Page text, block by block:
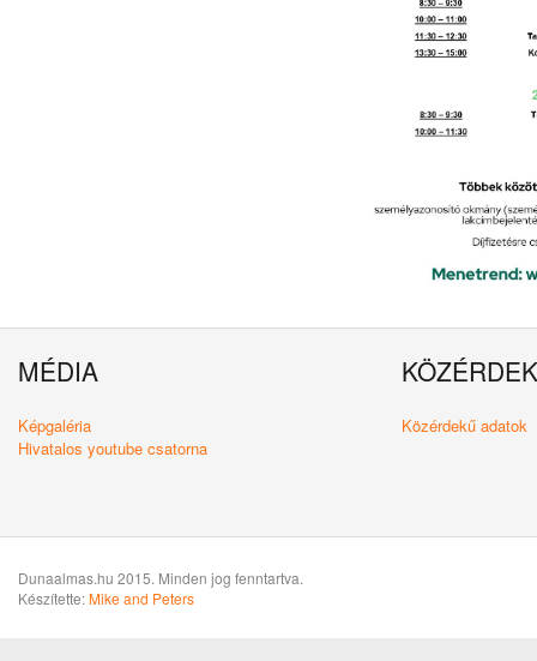
MÉDIA
Képgaléria
Hivatalos youtube csatorna
Közérdekű adatok
Dunaalmas.hu 2015. Minden jog fenntartva.
Készítette:Mike and Peters